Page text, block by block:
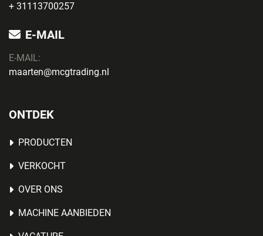
+ 31113700257
E-MAIL
E-MAIL:
maarten@mcgtrading.nl
ONTDEK
PRODUCTEN
VERKOCHT
OVER ONS
MACHINE AANBIEDEN